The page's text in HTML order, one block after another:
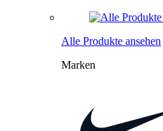
Alle Produkte ansehen
Marken